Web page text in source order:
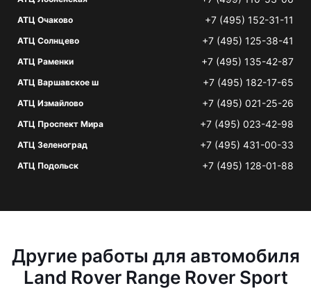
АТЦ Очаково +7 (495) 152-31-11
АТЦ Солнцево +7 (495) 125-38-41
АТЦ Раменки +7 (495) 135-42-87
АТЦ Варшавское ш +7 (495) 182-17-65
АТЦ Измайлово +7 (495) 021-25-26
АТЦ Проспект Мира +7 (495) 023-42-98
АТЦ Зеленоград +7 (495) 431-00-33
АТЦ Подольск +7 (495) 128-01-88
Другие работы для автомобиля
Land Rover Range Rover Sport